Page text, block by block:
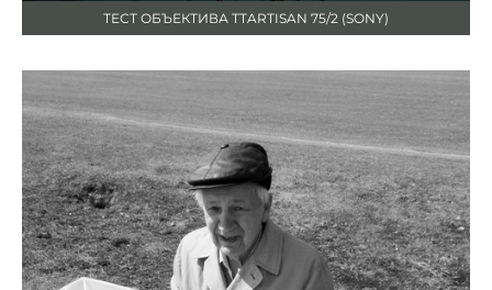
ТЕСТ ОБЪЕКТИВА TTARTISAN 75/2 (SONY)